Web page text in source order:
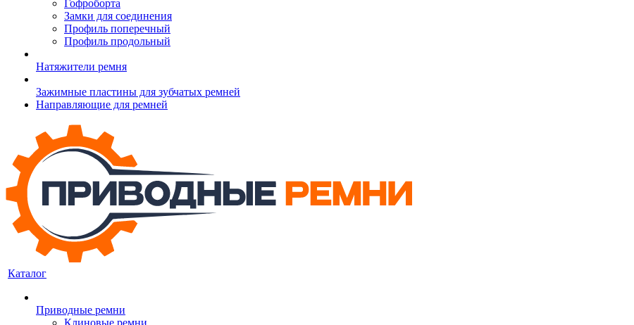
Гофроборта
Замки для соединения
Профиль поперечный
Профиль продольный
Натяжители ремня
Зажимные пластины для зубчатых ремней
Направляющие для ремней
Каталог
Приводные ремни
Клиновые ремни